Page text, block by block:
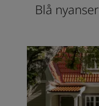
Blå nyanser